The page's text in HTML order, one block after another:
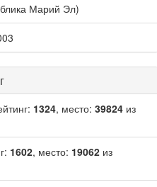
Марий Эл)
1324, место: 39824 из
1602, место: 19062 из